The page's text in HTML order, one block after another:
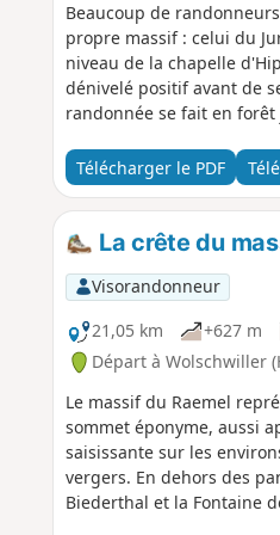
Beaucoup de
propre massif : celui du
niveau de la chapelle
dénivelé positif avant de
randonnée se fait en
Télécharger le PDF
La crête du
Visorandonneur
21,05 km
+627 m
Départ à Wolschwiller
Le massif du Raemel
sommet éponyme, aussi
saisissante sur les
vergers. En dehors des
Biederthal et la Fontaine